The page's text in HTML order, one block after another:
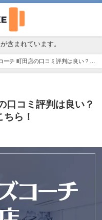
含まれています。
ーチ 町田店の口コミ評判は良い？悪
口コミ評判は良い？
ら！